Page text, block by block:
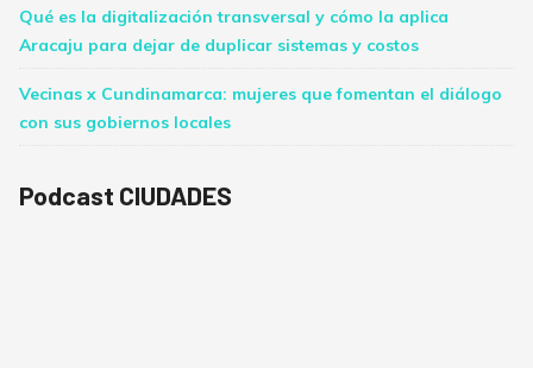
Qué es la digitalización transversal y cómo la aplica
Aracaju para dejar de duplicar sistemas y costos
Vecinas x Cundinamarca: mujeres que fomentan el diálogo
con sus gobiernos locales
Podcast CIUDADES